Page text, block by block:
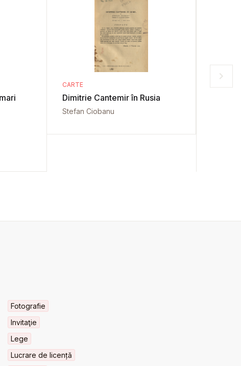
CARTE
Dimitrie Cantemir în Rusia
Stefan Ciobanu
Fotografie
Invitaţie
Lege
Lucrare de licență